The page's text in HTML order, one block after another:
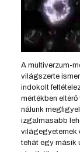
A multiverzum-
világszerte
indokolt
mértékben
nálunk
izgalmasabb
világegyetemek
tehát egy másik